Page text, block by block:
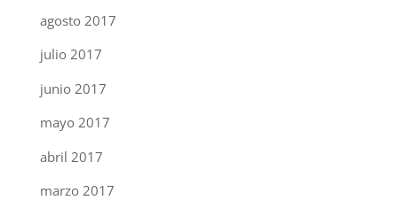
agosto 2017
julio 2017
junio 2017
mayo 2017
abril 2017
marzo 2017